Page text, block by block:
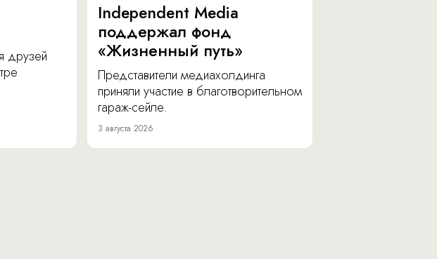
друзей
Independent Media
поддержал фонд
«Жизненный путь»
Представители медиахолдинга
приняли участие в благотворительном
гараж-сейле.
3 августа 2026